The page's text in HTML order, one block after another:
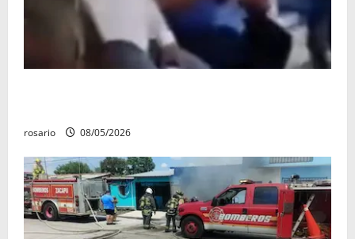
rosario 08/05/2026